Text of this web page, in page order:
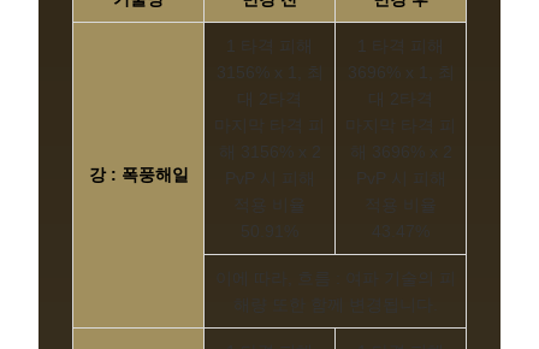
강 : 폭풍해일
1 타격 피해
3156% x 1, 최
대 2타격
마지막 타격 피
해 3156% x 2
PvP 시 피해
적용 비율
50.91%
1 타격 피해
3696% x 1, 최
대 2타격
마지막 타격 피
해 3696% x 2
PvP 시 피해
적용 비율
43.47%
이에 따라, 흐름 : 여파 기술의 피